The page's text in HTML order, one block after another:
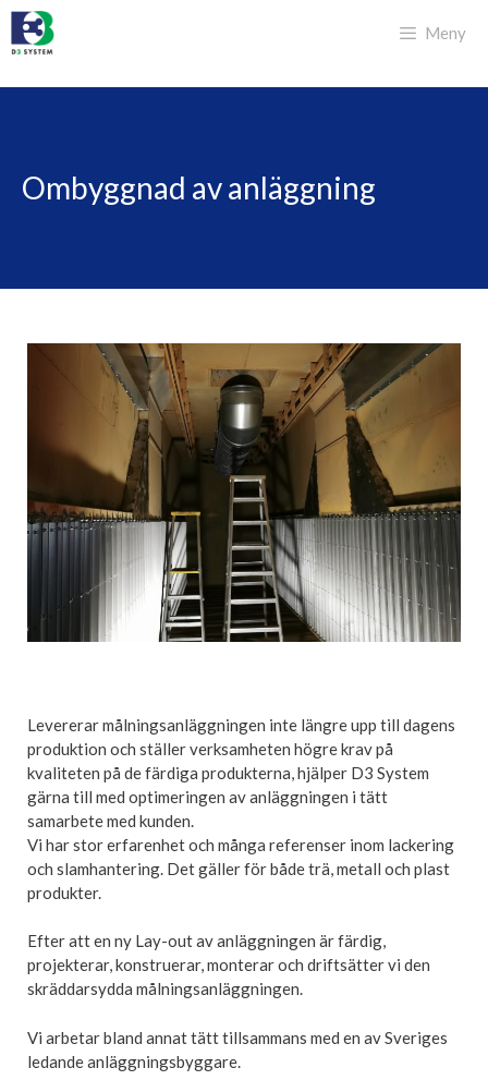
Hoppa
innehåll
Meny
Ombyggnad av anläggning
Levererar målningsanläggningen inte längre upp till dagens
produktion och ställer verksamheten högre krav på
kvaliteten på de färdiga produkterna, hjälper D3 System
gärna till med optimeringen av anläggningen i tätt
samarbete med kunden.
Vi har stor erfarenhet och många referenser inom lackering
och slamhantering. Det gäller för både trä, metall och plast
produkter.
Efter att en ny Lay-out av anläggningen är färdig,
projekterar, konstruerar, monterar och driftsätter vi den
skräddarsydda målningsanläggningen.
Vi arbetar bland annat tätt tillsammans med en av Sveriges
ledande anläggningsbyggare.